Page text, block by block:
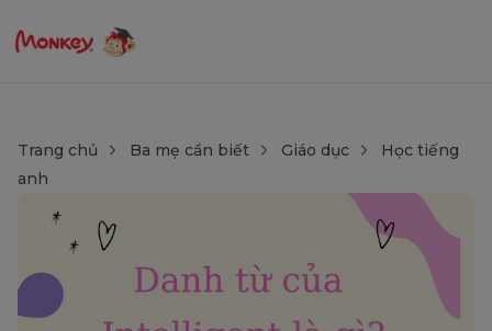
Trang chủ Ba mẹ cần biết Giáo dục
Học tiếng
anh